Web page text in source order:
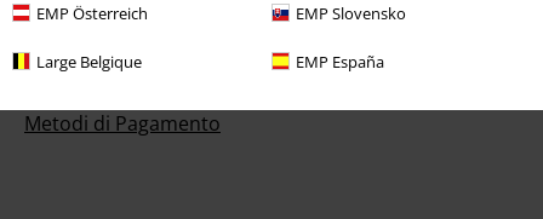
EMP Österreich EMP Slovensko
Large Belgique EMP España
Info taglie
Cancella la tua iscrizione al BSC
Metodi di Pagamento